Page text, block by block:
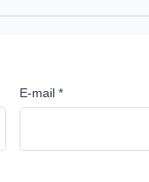
E-mail *